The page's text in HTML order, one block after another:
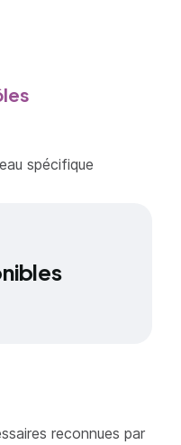
spécifique
reconnues par